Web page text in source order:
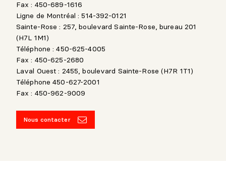
Fax : 450-689-1616
Ligne de Montréal : 514-392-0121
Sainte-Rose : 257, boulevard Sainte-Rose, bureau 201
(H7L 1M1)
Téléphone : 450-625-4005
Fax : 450-625-2680
Laval Ouest : 2455, boulevard Sainte-Rose (H7R 1T1)
Téléphone 450-627-2001
Fax : 450-962-9009
Nous contacter